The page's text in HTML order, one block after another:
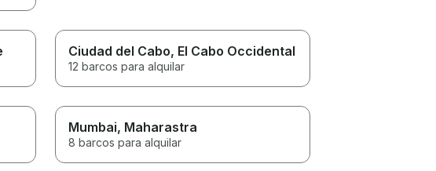
Ciudad del Cabo, El Cabo Occidental
12 barcos para alquilar
Mumbai, Maharastra
8 barcos para alquilar